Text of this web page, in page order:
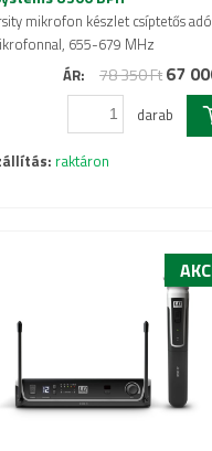
mikrofon készlet csíptetős
655-679 MHz
ÁR:
78 350 Ft67
darab
raktáron